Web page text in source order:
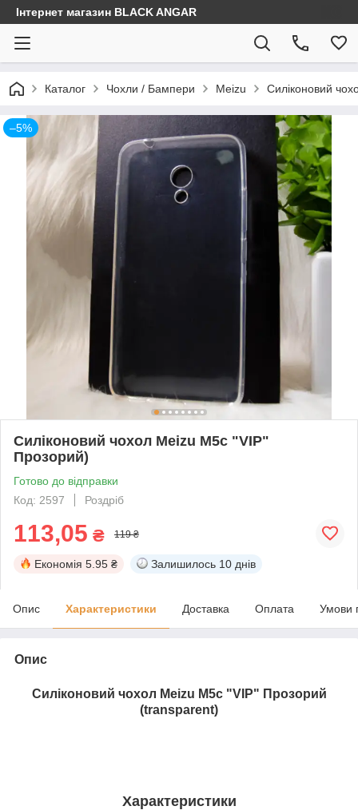
Інтернет магазин BLACK ANGAR
Каталог Чохли / Бампери Meizu Силіконовий
–5%
Силіконовий чохол Meizu M5c "VIP"
Прозорий)
Готово до відправки
Код: 2597
Роздріб
113,05 ₴ 119 ₴
Економія 5.95 ₴ Залишилось 10 днів
Опис Характеристики Доставка Оплата Умови
Опис
Силіконовий чохол Meizu M5c "VIP" Прозорий
(transparent)
Характеристики